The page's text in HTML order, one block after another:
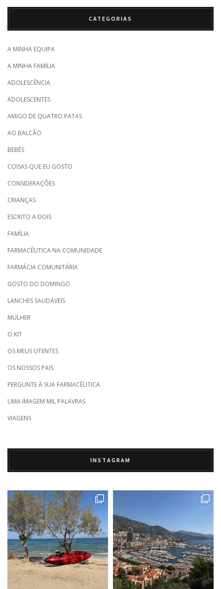
CATEGORIAS
A MINHA EQUIPA
A MINHA FAMÍLIA
ADOLESCÊNCIA
ADOLESCENTES
AMIGO DE QUATRO PATAS
AO BALCÃO
BEBÉS
COISAS QUE EU GOSTO
CONSIDERAÇÕES
CRIANÇAS
ESCRITO A DOIS
FAMÍLIA
FARMACÊUTICA NA COMUNIDADE
FARMÁCIA COMUNITÁRIA
GOSTO DO DOMINGO
LANCHES SAUDÁVEIS
MULHER
O KIT
OS MEUS UTENTES
OS NOSSOS PAIS
PERGUNTE À SUA FARMACÊUTICA
UMA IMAGEM MIL PALAVRAS
VIAGENS
INSTAGRAM